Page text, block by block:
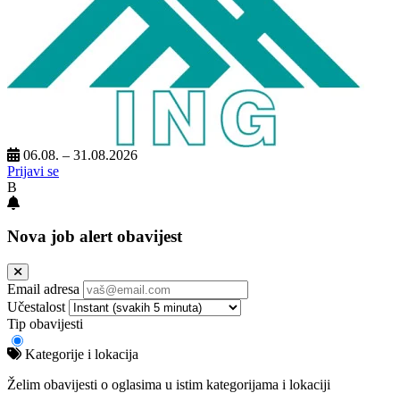
06.08. – 31.08.2026
Prijavi se
B
Nova job alert obavijest
Email adresa
Učestalost
Tip obavijesti
Kategorije i lokacija
Želim obavijesti o oglasima u istim kategorijama i lokaciji